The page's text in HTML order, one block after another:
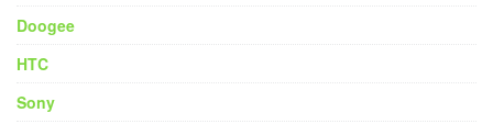
Doogee
HTC
Sony